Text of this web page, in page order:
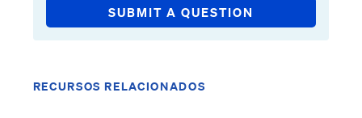
SUBMIT A QUESTION
RECURSOS RELACIONADOS